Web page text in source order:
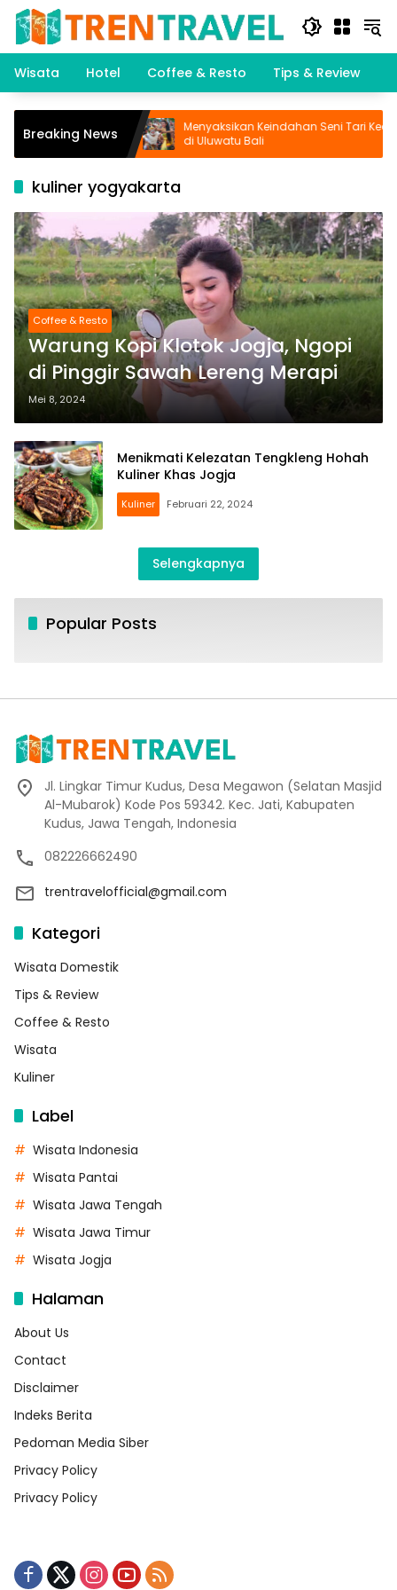
Langsung
konten
Wisata
Hotel Coffee & Resto Tips & Review
Breaking News
Wisata
Menyaksikan Keindahan Seni Tari Kecak
di Uluwatu Bali
kuliner yogyakarta
Coffee & Resto
Warung Kopi Klotok Jogja, Ngopi
di Pinggir Sawah Lereng Merapi
Mei 8, 2024
Menikmati Kelezatan Tengkleng Hohah
Kuliner Khas Jogja
Kuliner Februari 22, 2024
Selengkapnya
Popular Posts
Jl. Lingkar Timur Kudus, Desa Megawon (Selatan Masjid
Al-Mubarok) Kode Pos 59342. Kec. Jati, Kabupaten
Kudus, Jawa Tengah, Indonesia
082226662490
trentravelofficial@gmail.com
Kategori
Wisata Domestik
Tips & Review
Coffee & Resto
Wisata
Kuliner
Label
Wisata Indonesia
Wisata Pantai
Wisata Jawa Tengah
Wisata Jawa Timur
Wisata Jogja
Halaman
About Us
Contact
Disclaimer
Indeks Berita
Pedoman Media Siber
Privacy Policy
Privacy Policy